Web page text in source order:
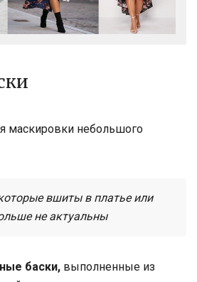
маскировки небольшого
вшиты в платье или
не актуальны
баски, выполненные из